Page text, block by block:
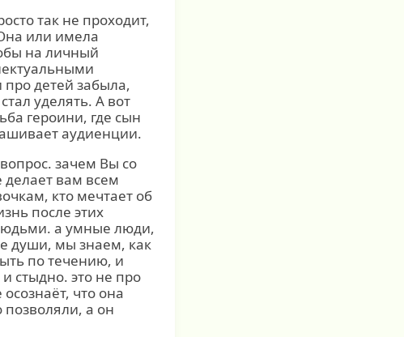
так не проходит,
или имела
на личный
детей забыла,
уделять. А вот
героини, где сын
аудиенции.
зачем Вы со
вам всем
кто мечтает об
после этих
а умные люди,
души, мы знаем, как
по течению, и
стыдно. это не про
что она
а он